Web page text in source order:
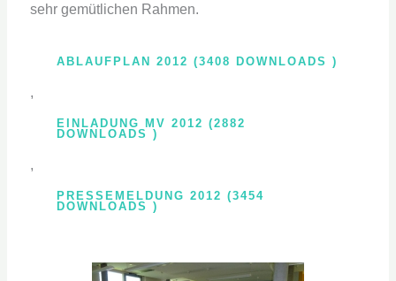
sehr gemütlichen Rahmen.
ABLAUFPLAN 2012 (3408 DOWNLOADS )
,
EINLADUNG MV 2012 (2882
DOWNLOADS )
,
PRESSEMELDUNG 2012 (3454
DOWNLOADS )